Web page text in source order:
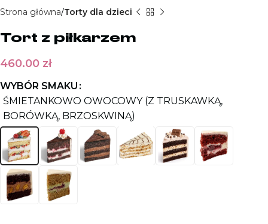
Strona główna Torty dla dzieci
Tort z piłkarzem
460.00 zł
WYBÓR SMAKU
ŚMIETANKOWO OWOCOWY (Z TRUSKAWKĄ,
BORÓWKĄ, BRZOSKWINĄ)